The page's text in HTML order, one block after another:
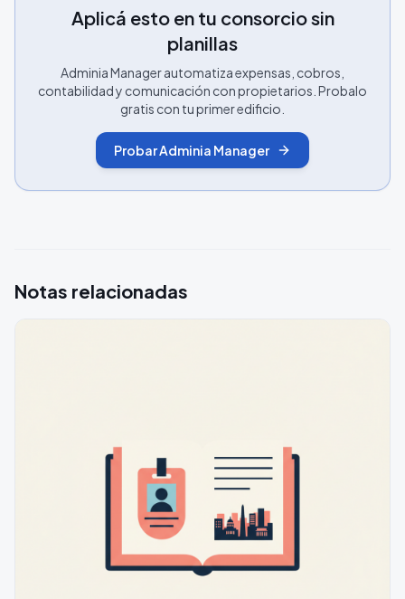
Aplicá esto en tu consorcio sin
planillas
Adminia Manager automatiza expensas, cobros,
contabilidad y comunicación con propietarios. Probalo
gratis con tu primer edificio.
Probar Adminia Manager
Notas relacionadas